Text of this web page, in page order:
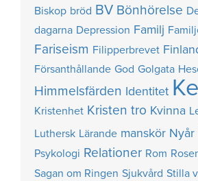
Biskop bröd BV Bönhörelse
dagarna Depression Familj
Fariseism Filipperbrevet
Försanthållande God Golgata
Himmelsfärden Identitet
Kristenhet Kristen tro Kvinna
Luthersk Lärande manskör Nyår
Psykologi Relationer Rom
Sagan om Ringen Sjukvård Stilla